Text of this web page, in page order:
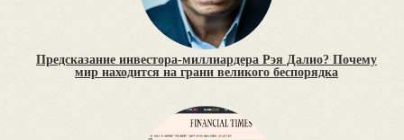
Предсказание инвестора-миллиардера Рэя Далио? Почему
мир находится на грани великого беспорядка